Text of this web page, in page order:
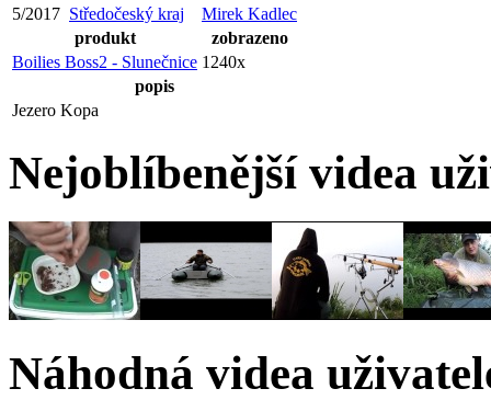
5/2017 Středočeský kraj
Mirek Kadlec
produkt
zobrazeno
Boilies Boss2 - Slunečnice 1240x
popis
Jezero Kopa
Nejoblíbenější videa
Náhodná videa